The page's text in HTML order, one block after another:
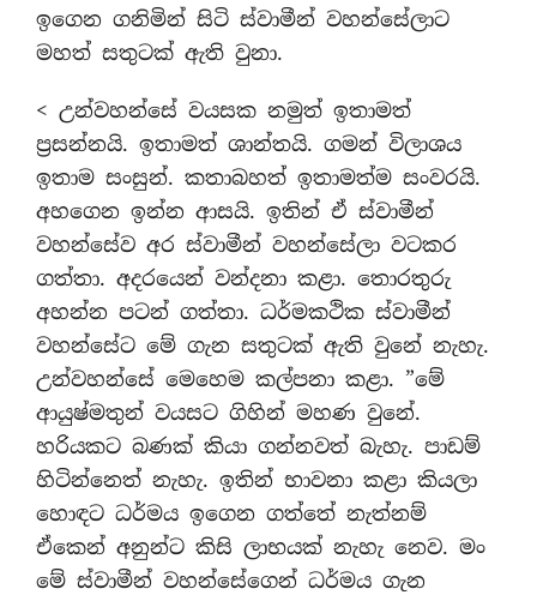
ඉගෙන ගනිමින් සිටි ස්වාමීන් වහන්සේලාට
මහත් සතුටක් ඇති වුනා.
< උන්වහන්සේ වයසක නමුත් ඉතාමත්
ප්‍රසන්නයි. ඉතාමත් ශාන්තයි. ගමන් විලාශය
ඉතාම සංසුන්. කතාබහත් ඉතාමත්ම සංවරයි.
අහගෙන ඉන්න ආසයි. ඉතින් ඒ ස්වාමීන්
වහන්සේව අර ස්වාමීන් වහන්සේලා වටකර
ගත්තා. අදරයෙන් වන්දනා කළා. තොරතුරු
අහන්න පටන් ගත්තා. ධර්මකථික ස්වාමීන්
වහන්සේට මේ ගැන සතුටක් ඇති වුනේ නැහැ.
උන්වහන්සේ මෙහෙම කල්පනා කළා. ”මේ
ආයුෂ්මතුන් වයසට ගිහින් මහණ වුනේ.
හරියකට බණක් කියා ගන්නවත් බැහැ. පාඩම්
හිටින්නෙත් නැහැ. ඉතින් භාවනා කළා කියලා
හොඳට ධර්මය ඉගෙන ගත්තේ නැත්නම්
ඒකෙන් අනුන්ට කිසි ලාභයක් නැහැ නෙව. මං
මේ ස්වාමීන් වහන්සේගෙන් ධර්මය ගැන